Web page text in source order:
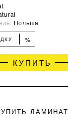
Польша
%
КУПИТЬ
ЛАМИНАТ